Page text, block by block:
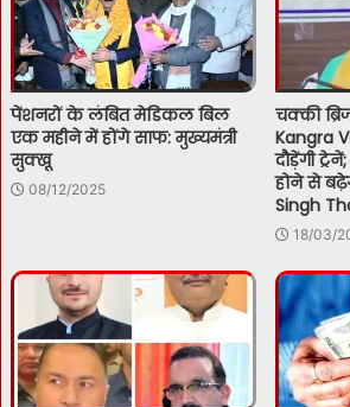
पेंशनरों के लंबित मेडिकल बिल
एक महीने में होंगे साफ: मुख्यमंत्री
सुक्खू
08/12/2025
चक्की
Kangra
दौड़ेंगी
होने से
Singh
18/03/